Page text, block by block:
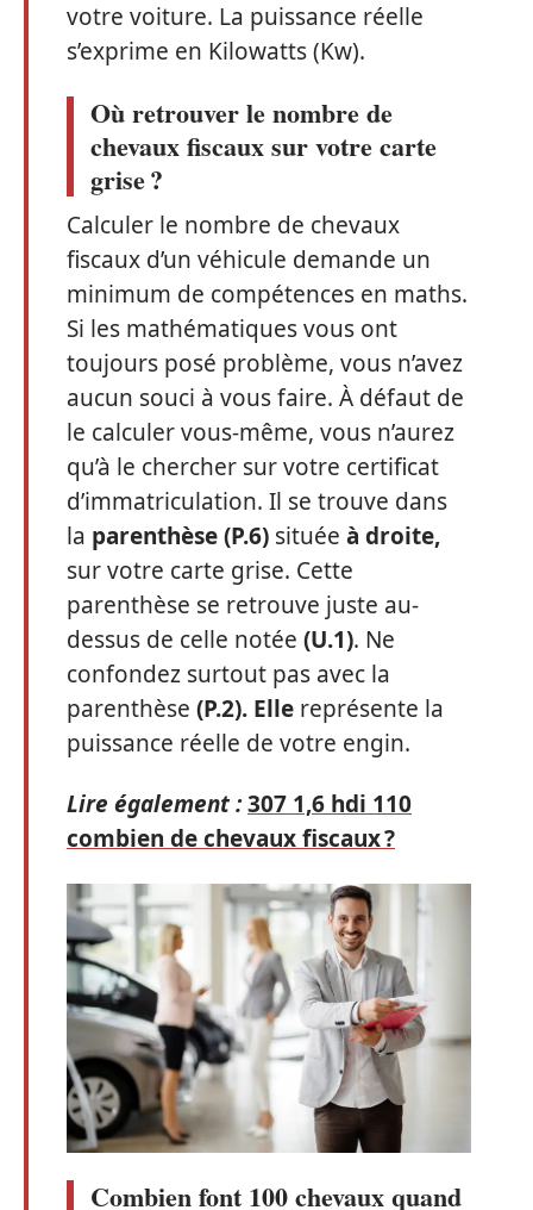
votre voiture. La puissance réelle
s’exprime en Kilowatts (Kw).
Où retrouver le nombre de
chevaux fiscaux sur votre carte
grise ?
Calculer le nombre de chevaux
fiscaux d’un véhicule demande un
minimum de compétences en maths.
Si les mathématiques vous ont
toujours posé problème, vous n’avez
aucun souci à vous faire. À défaut de
le calculer vous-même, vous n’aurez
qu’à le chercher sur votre certificat
d’immatriculation. Il se trouve dans
la parenthèse (P.6) située à droite,
sur votre carte grise. Cette
parenthèse se retrouve juste au-
dessus de celle notée (U.1). Ne
confondez surtout pas avec la
parenthèse (P.2). Elle représente la
puissance réelle de votre engin.
Lire également :307 1,6 hdi 110
combien de chevaux fiscaux ?
Combien font 100 chevaux quand